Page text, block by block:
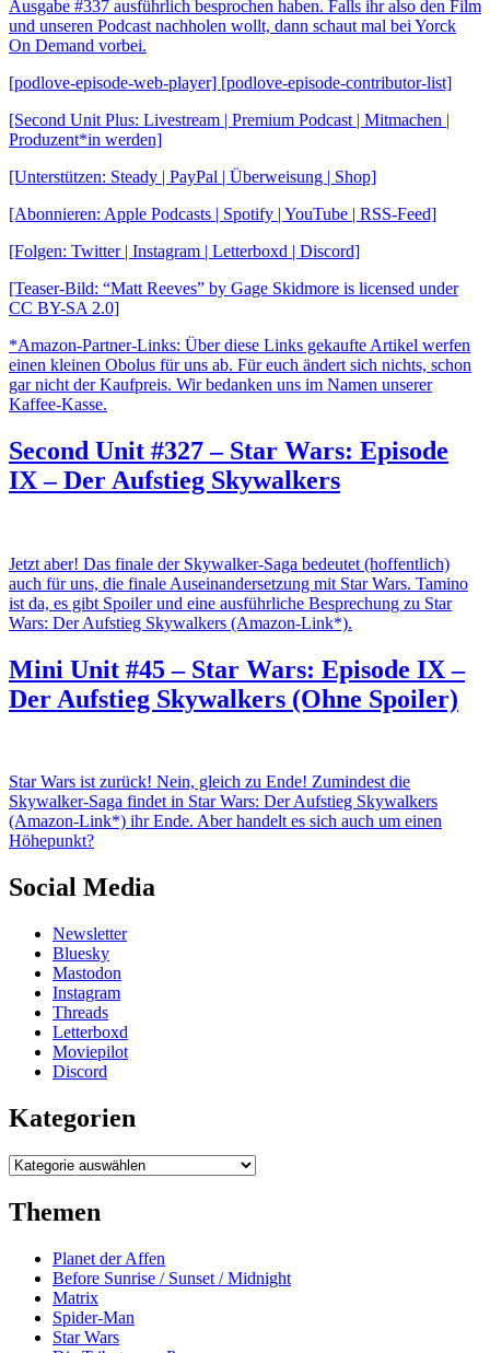
Ausgabe #337 ausführlich besprochen haben. Falls ihr also den Film
und unseren Podcast nachholen wollt, dann schaut mal bei Yorck
On Demand vorbei.
[podlove-episode-web-player] [podlove-episode-contributor-list]
[Second Unit Plus: Livestream | Premium Podcast | Mitmachen |
Produzent*in werden]
[Unterstützen: Steady | PayPal | Überweisung | Shop]
[Abonnieren: Apple Podcasts | Spotify | YouTube | RSS-Feed]
[Folgen: Twitter | Instagram | Letterboxd | Discord]
[Teaser-Bild: “Matt Reeves” by Gage Skidmore is licensed under
CC BY-SA 2.0]
*Amazon-Partner-Links: Über diese Links gekaufte Artikel werfen
einen kleinen Obolus für uns ab. Für euch ändert sich nichts, schon
gar nicht der Kaufpreis. Wir bedanken uns im Namen unserer
Kaffee-Kasse.
Second Unit #327 – Star Wars: Episode
IX – Der Aufstieg Skywalkers
Jetzt aber! Das finale der Skywalker-Saga bedeutet (hoffentlich)
auch für uns, die finale Auseinandersetzung mit Star Wars. Tamino
ist da, es gibt Spoiler und eine ausführliche Besprechung zu Star
Wars: Der Aufstieg Skywalkers (Amazon-Link*).
Mini Unit #45 – Star Wars: Episode IX –
Der Aufstieg Skywalkers (Ohne Spoiler)
Star Wars ist zurück! Nein, gleich zu Ende! Zumindest die
Skywalker-Saga findet in Star Wars: Der Aufstieg Skywalkers
(Amazon-Link*) ihr Ende. Aber handelt es sich auch um einen
Höhepunkt?
Social Media
Newsletter
Bluesky
Mastodon
Instagram
Threads
Letterboxd
Moviepilot
Discord
Kategorien
Kategorien
Themen
Planet der Affen
Before Sunrise / Sunset / Midnight
Matrix
Spider-Man
Star Wars